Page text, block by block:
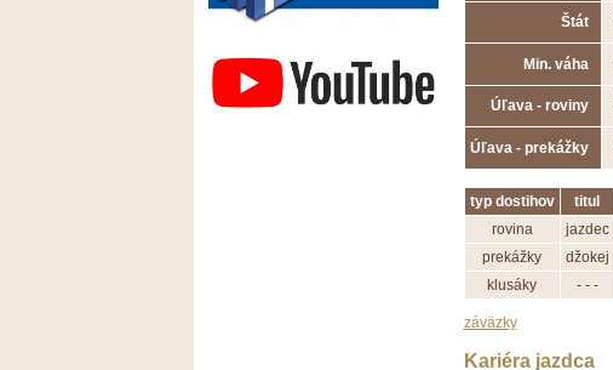
Štát
Min. váha
Úľava - roviny
Úľava - prekážky
typ dostihov titul
rovina
jazdec
prekážky
džokej
klusáky
- - -
záväzky
Kariéra jazdca